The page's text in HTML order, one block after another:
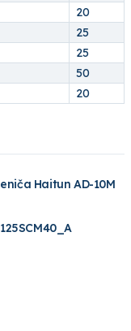
20
25
25
50
20
Haitun AD-10M